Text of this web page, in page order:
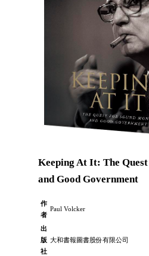
Keeping At It: The
and Good Government
作
者
Paul Volcker
出
版
社
大和書報圖書股份有限公司